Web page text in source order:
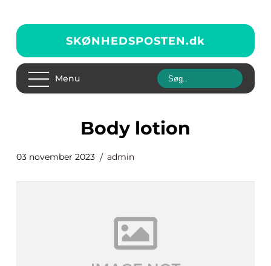
SKØNHEDSPOSTEN.dk
Menu
body lotion
03 november 2023 admin